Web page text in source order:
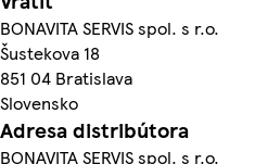
BONAVITA SERVIS spol. s r.o.
Šustekova 18
851 04 Bratislava
Slovensko
Adresa distribútora
BONAVITA SERVIS spol. s r.o.